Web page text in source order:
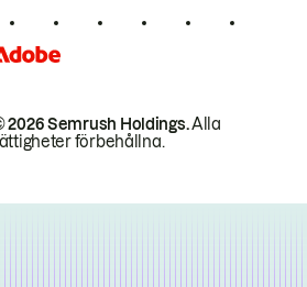
2026 Semrush Holdings.Alla
förbehållna.